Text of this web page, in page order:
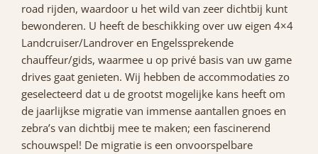
road rijden, waardoor u het wild van zeer dichtbij kunt
bewonderen. U heeft de beschikking over uw eigen 4×4
Landcruiser/Landrover en Engelssprekende
chauffeur/gids, waarmee u op privé basis van uw game
drives gaat genieten. Wij hebben de accommodaties zo
geselecteerd dat u de grootst mogelijke kans heeft om
de jaarlijkse migratie van immense aantallen gnoes en
zebra’s van dichtbij mee te maken; een fascinerend
schouwspel! De migratie is een onvoorspelbare